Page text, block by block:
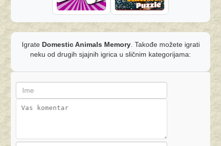
Igrate Domestic Animals Memory. Takođe možete igrati
neku od drugih sjajnih igrica u sličnim kategorijama: